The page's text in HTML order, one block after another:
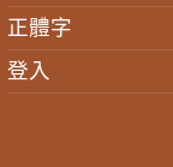
正體字
登入